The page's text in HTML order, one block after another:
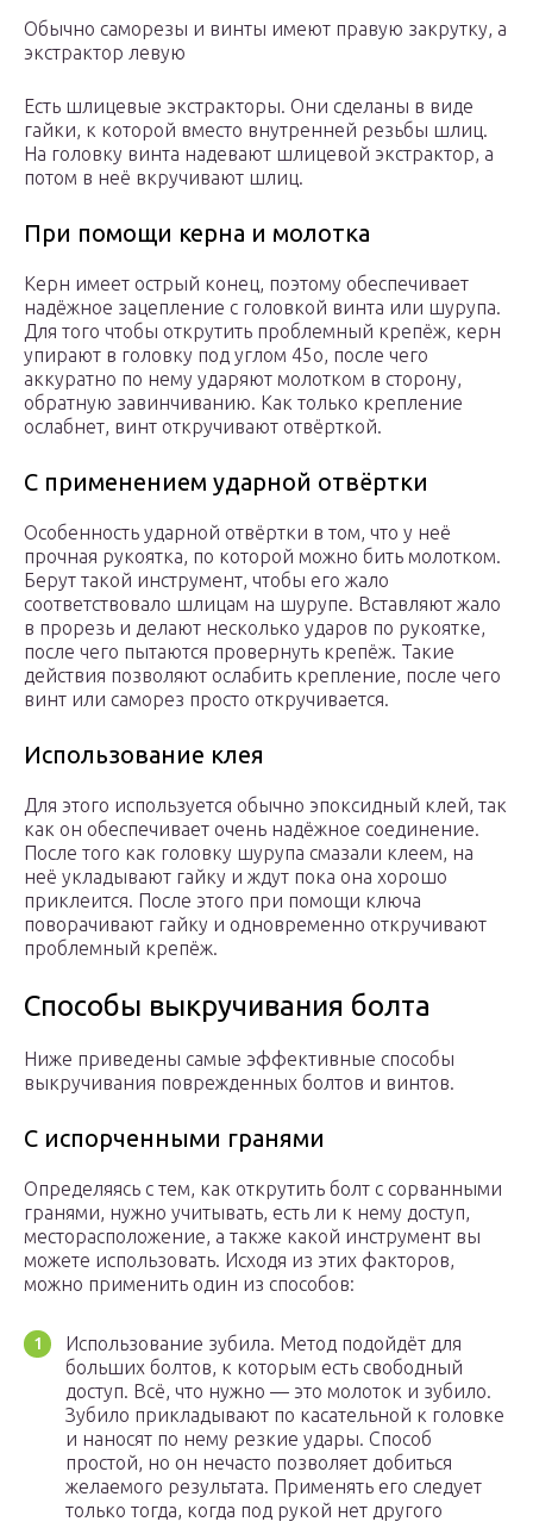
Обычно саморезы и винты имеют правую закрутку, а
экстрактор левую
Есть шлицевые экстракторы. Они сделаны в виде
гайки, к которой вместо внутренней резьбы шлиц.
На головку винта надевают шлицевой экстрактор, а
потом в неё вкручивают шлиц.
При помощи керна и молотка
Керн имеет острый конец, поэтому обеспечивает
надёжное зацепление с головкой винта или шурупа.
Для того чтобы открутить проблемный крепёж, керн
упирают в головку под углом 45о, после чего
аккуратно по нему ударяют молотком в сторону,
обратную завинчиванию. Как только крепление
ослабнет, винт откручивают отвёрткой.
С применением ударной отвёртки
Особенность ударной отвёртки в том, что у неё
прочная рукоятка, по которой можно бить молотком.
Берут такой инструмент, чтобы его жало
соответствовало шлицам на шурупе. Вставляют жало
в прорезь и делают несколько ударов по рукоятке,
после чего пытаются провернуть крепёж. Такие
действия позволяют ослабить крепление, после чего
винт или саморез просто откручивается.
Использование клея
Для этого используется обычно эпоксидный клей, так
как он обеспечивает очень надёжное соединение.
После того как головку шурупа смазали клеем, на
неё укладывают гайку и ждут пока она хорошо
приклеится. После этого при помощи ключа
поворачивают гайку и одновременно откручивают
проблемный крепёж.
Способы выкручивания болта
Ниже приведены самые эффективные способы
выкручивания поврежденных болтов и винтов.
С испорченными гранями
Определяясь с тем, как открутить болт с сорванными
гранями, нужно учитывать, есть ли к нему доступ,
месторасположение, а также какой инструмент вы
можете использовать. Исходя из этих факторов,
можно применить один из способов:
Использование зубила. Метод подойдёт для
больших болтов, к которым есть свободный
доступ. Всё, что нужно — это молоток и зубило.
Зубило прикладывают по касательной к головке
и наносят по нему резкие удары. Способ
простой, но он нечасто позволяет добиться
желаемого результата. Применять его следует
только тогда, когда под рукой нет другого